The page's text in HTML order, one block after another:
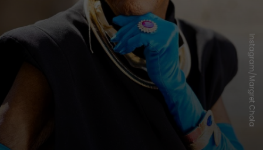
Instagram/Margret Chola